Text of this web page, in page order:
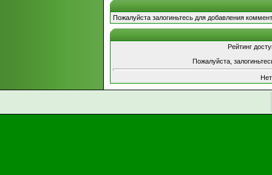
Пожалуйста залогиньтесь для добавления
Рейтинг
Пожалуйста,